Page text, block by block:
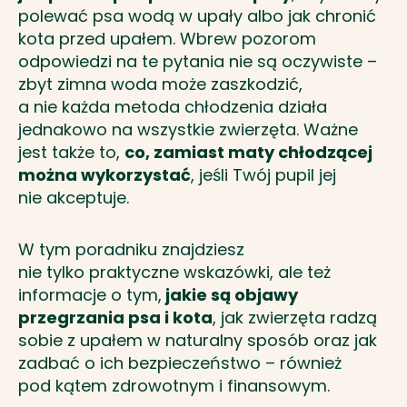
polewać psa wodą w upały albo jak chronić
kota przed upałem. Wbrew pozorom
odpowiedzi na te pytania nie są oczywiste –
zbyt zimna woda może zaszkodzić,
a nie każda metoda chłodzenia działa
jednakowo na wszystkie zwierzęta. Ważne
jest także to, co, zamiast maty chłodzącej
można wykorzystać, jeśli Twój pupil jej
nie akceptuje.
W tym poradniku znajdziesz
nie tylko praktyczne wskazówki, ale też
informacje o tym, jakie są objawy
przegrzania psa i kota, jak zwierzęta radzą
sobie z upałem w naturalny sposób oraz jak
zadbać o ich bezpieczeństwo – również
pod kątem zdrowotnym i finansowym.